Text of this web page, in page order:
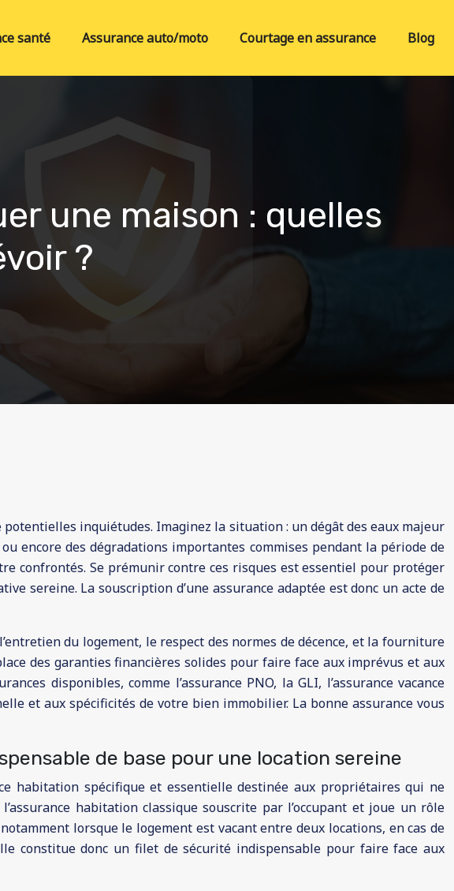
santé Assurance auto/moto Courtage en assurance Blog
une maison : quelles
?
inquiétudes. Imaginez la situation : un dégât des eaux majeur
encore des dégradations importantes commises pendant la période de
confrontés. Se prémunir contre ces risques est essentiel pour protéger
sereine. La souscription d’une assurance adaptée est donc un acte de
du logement, le respect des normes de décence, et la fourniture
des garanties financières solides pour faire face aux imprévus et aux
disponibles, comme l’assurance PNO, la GLI, l’assurance vacance
et aux spécificités de votre bien immobilier. La bonne assurance vous
de base pour une location sereine
habitation spécifique et essentielle destinée aux propriétaires qui ne
habitation classique souscrite par l’occupant et joue un rôle
lorsque le logement est vacant entre deux locations, en cas de
constitue donc un filet de sécurité indispensable pour faire face aux